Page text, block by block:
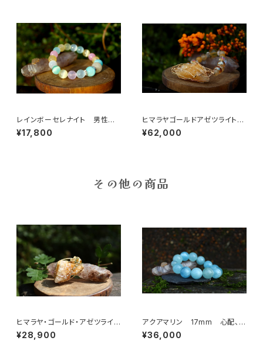
レインボーセレナイト 男性性
と女性性そして心と体のバラン
ス、魂の浄化、調和、安息
¥17,800
ヒマラヤゴールドアゼツライト、
ハーキマー、ヘルデライト、ゴー
ルデンアゼツ、魂の目覚め、高次
¥62,000
その他の商品
ヒマラヤ・ゴールド・アゼツライ
ト 魂の目覚め、「ゴールデン・ラ
イトの降下」
¥28,900
アクアマリン 17mm 心配、恐
れを手放し、幸福、富を引き寄せ
る
¥36,000